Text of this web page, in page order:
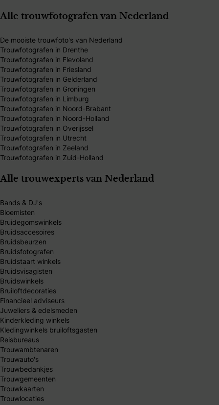
Alle trouwfotografen van Nederland
De mooiste trouwfoto's van Nederland
Trouwfotografen in Drenthe
Trouwfotografen in Flevoland
Trouwfotografen in Friesland
Trouwfotografen in Gelderland
Trouwfotografen in Groningen
Trouwfotografen in Limburg
Trouwfotografen in Noord-Brabant
Trouwfotografen in Noord-Holland
Trouwfotografen in Overijssel
Trouwfotografen in Utrecht
Trouwfotografen in Zeeland
Trouwfotografen in Zuid-Holland
Alle trouwexperts van Nederland
Bands & DJ's
Bloemisten
Bruidegomswinkels
Bruidsaccesoires
Bruidsbeurzen
Bruidsfotografen
Bruidstaart winkels
Bruidsvisagisten
Bruidswinkels
Bruiloftdecoraties
Financieel adviseurs
Juweliers & edelsmeden
Kinderkleding winkels
Kledingwinkels bruiloftsgasten
Reisbureaus
Trouwambtenaren
Trouwauto's
Trouwbedankjes
Trouwgemeenten
Trouwkaarten
Trouwlocaties